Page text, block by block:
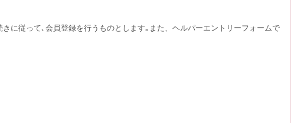
に従って､会員登録を行うものとします｡また、ヘルパーエントリーフォームで